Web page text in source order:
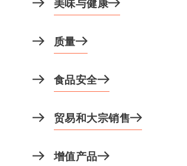
美味与健康
质量
食品安全
贸易和大宗销售
增值产品